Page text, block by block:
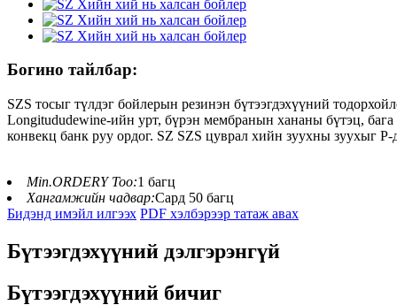
Богино тайлбар:
SZS тосыг түлдэг бойлерын резинэн бүтээгдэхүүний
Longitududewine-ийн урт, бүрэн мембранын хананы бүтэц, бага
конвекц банк руу ордог. SZ SZS цуврал хийн зуухны зуухыг
Min.ORDERY Тоо:1 багц
Хангамжийн чадвар:Сард 50 багц
Бидэнд имэйл илгээх PDF хэлбэрээр татаж авах
Бүтээгдэхүүний дэлгэрэнгүй
Бүтээгдэхүүний бичиг